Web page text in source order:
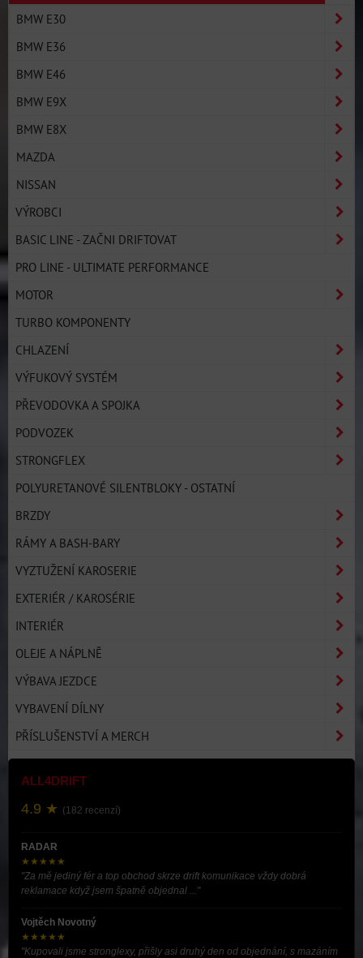
BMW E30
BMW E36
BMW E46
BMW E9X
BMW E8X
MAZDA
NISSAN
VÝROBCI
BASIC LINE - ZAČNI DRIFTOVAT
PRO LINE - ULTIMATE PERFORMANCE
MOTOR
TURBO KOMPONENTY
CHLAZENÍ
VÝFUKOVÝ SYSTÉM
PŘEVODOVKA A SPOJKA
PODVOZEK
STRONGFLEX
POLYURETANOVÉ SILENTBLOKY - OSTATNÍ
BRZDY
RÁMY A BASH-BARY
VYZTUŽENÍ KAROSERIE
EXTERIÉR / KAROSÉRIE
INTERIÉR
OLEJE A NÁPLNĚ
VÝBAVA JEZDCE
VYBAVENÍ DÍLNY
PŘÍSLUŠENSTVÍ A MERCH
ALL4DRIFT
4.9 ★ (182 recenzí)
RADAR
★★★★★
"Za mě jediný fér a top obchod skrze drift komunikace vždy dobrá
reklamace když jsem špatně objednal ..."
Vojtěch Novotný
★★★★★
"Kupovali jsme stronglexy, přišly asi druhý den od objednání, s mazáním